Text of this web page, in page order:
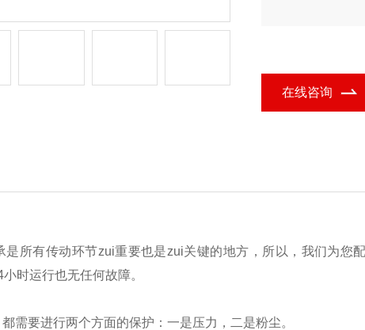
在线咨询
是所有传动环节zui重要也是zui关键的地方，所以，我们为您
时运行也无任何故障。
都需要进行两个方面的保护：一是压力，二是粉尘。